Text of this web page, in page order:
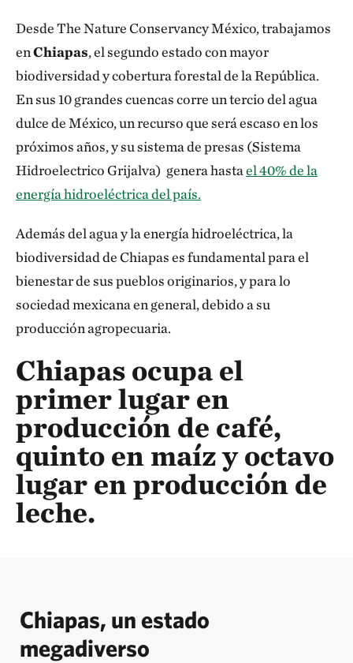
Desde The Nature Conservancy México, trabajamos
enChiapas, el segundo estado con mayor
biodiversidad y cobertura forestal de la República.
En sus 10 grandes cuencas corre un tercio del agua
dulce de México, un recurso que será escaso en los
próximos años, y su sistema de presas (Sistema
Hidroelectrico Grijalva) genera hastael 40% de la
energía hidroeléctrica del país.
Además del agua y la energía hidroeléctrica, la
biodiversidad de Chiapas es fundamental para el
bienestar de sus pueblos originarios, y para lo
sociedad mexicana en general, debido a su
producción agropecuaria.
Chiapas ocupa el
primer lugar en
producción de café,
quinto en maíz y octavo
lugar en producción de
leche.
Chiapas, un estado
megadiverso